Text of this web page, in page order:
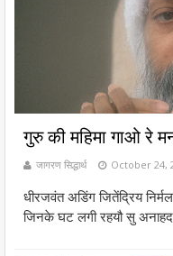
गुरु की महिमा गाओ रे
जागरण सिद्धार्थ October 24,
धीरजवंत अडिंग जितेंद्रिय
जिनके घट लगी रहयौ सु